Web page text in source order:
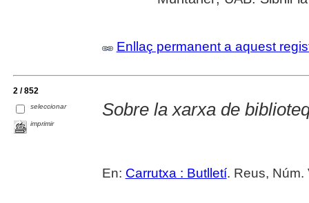
Enllaç permanent a aquest
2 / 852
seleccionar
imprimir
Sobre la xarxa de
En: Carrutxa : Butlletí. Reus, Núm.